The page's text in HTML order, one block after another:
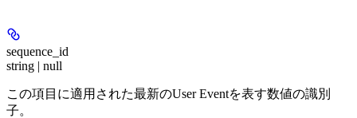
sequence_id
string | null
この項目に適用された最新のUser Eventを表す数値の識別
子。